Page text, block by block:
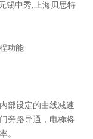
锡中秀,上海贝思特
功能
部设定的曲线减速
旁路导通，电梯将
。